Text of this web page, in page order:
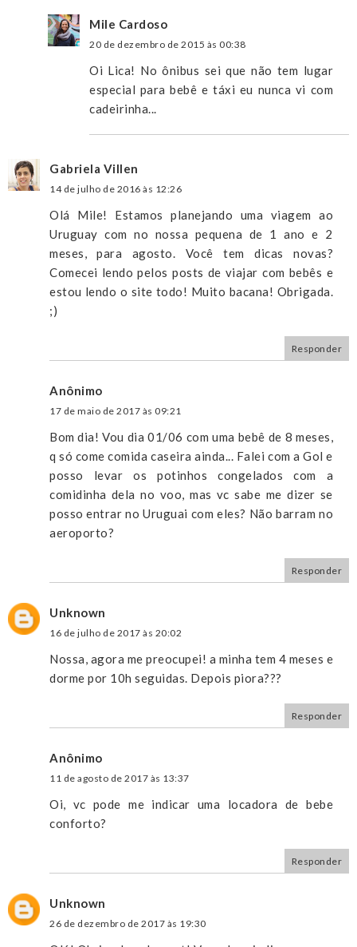
Mile Cardoso
20 de dezembro de 2015 às 00:38
Oi Lica! No ônibus sei que não tem lugar
especial para bebê e táxi eu nunca vi com
cadeirinha...
Gabriela Villen
14 de julho de 2016 às 12:26
Olá Mile! Estamos planejando uma viagem ao
Uruguay com no nossa pequena de 1 ano e 2
meses, para agosto. Você tem dicas novas?
Comecei lendo pelos posts de viajar com bebês e
estou lendo o site todo! Muito bacana! Obrigada.
;)
Responder
Anônimo
17 de maio de 2017 às 09:21
Bom dia! Vou dia 01/06 com uma bebê de 8 meses,
q só come comida caseira ainda... Falei com a Gol e
posso levar os potinhos congelados com a
comidinha dela no voo, mas vc sabe me dizer se
posso entrar no Uruguai com eles? Não barram no
aeroporto?
Responder
Unknown
16 de julho de 2017 às 20:02
Nossa, agora me preocupei! a minha tem 4 meses e
dorme por 10h seguidas. Depois piora???
Responder
Anônimo
11 de agosto de 2017 às 13:37
Oi, vc pode me indicar uma locadora de bebe
conforto?
Responder
Unknown
26 de dezembro de 2017 às 19:30